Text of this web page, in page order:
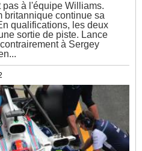
pas à l'équipe Williams.
britannique continue sa
qualifications, les deux
sortie de piste. Lance
à Sergey